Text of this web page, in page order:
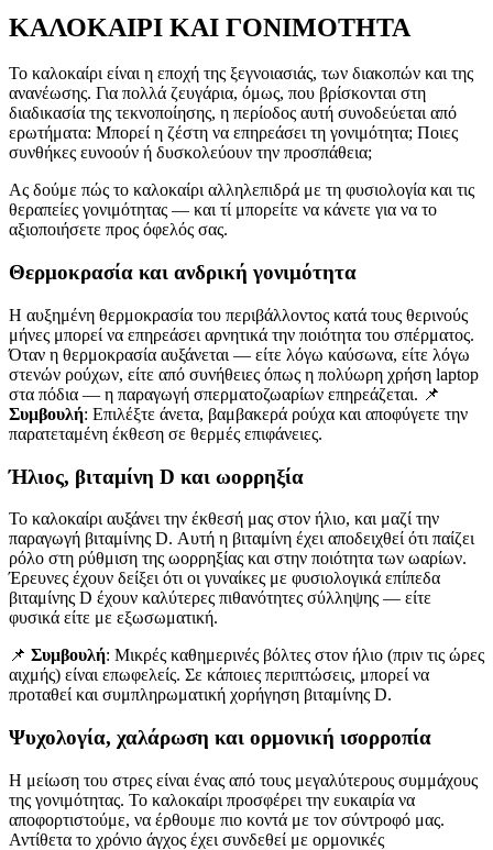
ΚΑΛΟΚΑΙΡΙ ΚΑΙ ΓΟΝΙΜΟΤΗΤΑ
Το καλοκαίρι είναι η εποχή της ξεγνοιασιάς, των διακοπών και της
ανανέωσης. Για πολλά ζευγάρια, όμως, που βρίσκονται στη
διαδικασία της τεκνοποίησης, η περίοδος αυτή συνοδεύεται από
ερωτήματα: Μπορεί η ζέστη να επηρεάσει τη γονιμότητα; Ποιες
συνθήκες ευνοούν ή δυσκολεύουν την προσπάθεια;
Ας δούμε πώς το καλοκαίρι αλληλεπιδρά με τη φυσιολογία και τις
θεραπείες γονιμότητας — και τί μπορείτε να κάνετε για να το
αξιοποιήσετε προς όφελός σας.
Θερμοκρασία και ανδρική γονιμότητα
Η αυξημένη θερμοκρασία του περιβάλλοντος κατά τους θερινούς
μήνες μπορεί να επηρεάσει αρνητικά την ποιότητα του σπέρματος.
Όταν η θερμοκρασία αυξάνεται — είτε λόγω καύσωνα, είτε λόγω
στενών ρούχων, είτε από συνήθειες όπως η πολύωρη χρήση laptop
στα πόδια — η παραγωγή σπερματοζωαρίων επηρεάζεται. 📌
Συμβουλή: Επιλέξτε άνετα, βαμβακερά ρούχα και αποφύγετε την
παρατεταμένη έκθεση σε θερμές επιφάνειες.
Ήλιος, βιταμίνη D και ωορρηξία
Το καλοκαίρι αυξάνει την έκθεσή μας στον ήλιο, και μαζί την
παραγωγή βιταμίνης D. Αυτή η βιταμίνη έχει αποδειχθεί ότι παίζει
ρόλο στη ρύθμιση της ωορρηξίας και στην ποιότητα των ωαρίων.
Έρευνες έχουν δείξει ότι οι γυναίκες με φυσιολογικά επίπεδα
βιταμίνης D έχουν καλύτερες πιθανότητες σύλληψης — είτε
φυσικά είτε με εξωσωματική.
📌 Συμβουλή: Μικρές καθημερινές βόλτες στον ήλιο (πριν τις ώρες
αιχμής) είναι επωφελείς. Σε κάποιες περιπτώσεις, μπορεί να
προταθεί και συμπληρωματική χορήγηση βιταμίνης D.
Ψυχολογία, χαλάρωση και ορμονική ισορροπία
Η μείωση του στρες είναι ένας από τους μεγαλύτερους συμμάχους
της γονιμότητας. Το καλοκαίρι προσφέρει την ευκαιρία να
αποφορτιστούμε, να έρθουμε πιο κοντά με τον σύντροφό μας.
Αντίθετα το χρόνιο άγχος έχει συνδεθεί με ορμονικές